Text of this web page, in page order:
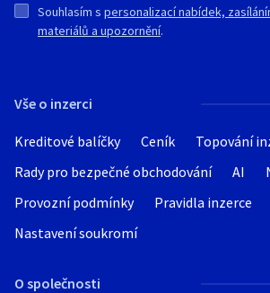
Vše o inzerci
Kreditové balíčky Ceník
Topování
Rady pro bezpečné obchodování
AI
Provozní podmínky
Pravidla inzerce
Nastavení soukromí
O společnosti
Souhlasím s personalizací nabídek,
materiálů a upozornění.